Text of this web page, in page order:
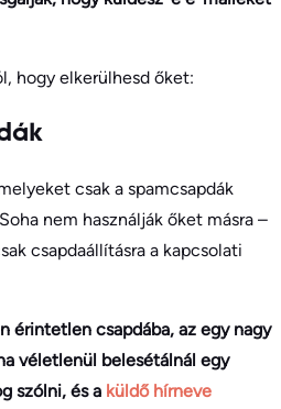
hogy elkerülhesd őket:
csak a spamcsapdák
nem használják őket másra –
csapdaállításra a kapcsolati
érintetlen csapdába, az egy nagy
véletlenül belesétálnál egy
szólni, és a küldő hírneve